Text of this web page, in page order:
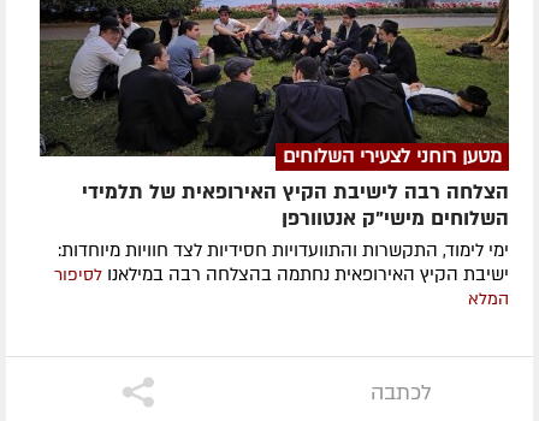
מטען רוחני לצעירי השלוחים
הצלחה רבה לישיבת הקיץ האירופאית של תלמידי
השלוחים מישי"ק אנטוורפן
ימי לימוד, התקשרות והתוועדויות חסידיות לצד חוויות מיוחדות:
ישיבת הקיץ האירופאית נחתמה בהצלחה רבה במילאנו לסיפור
המלא
לכתבה